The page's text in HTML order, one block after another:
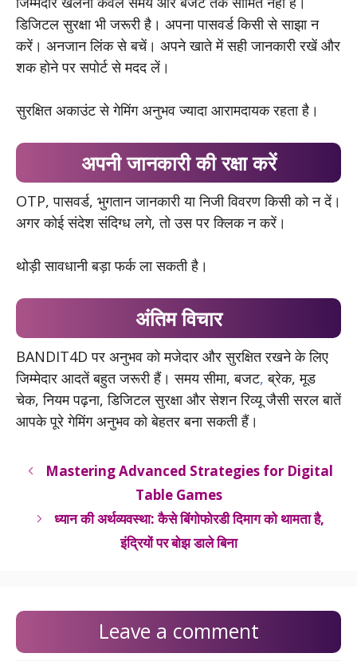
डिजिटल सुरक्षा भी जरूरी है। अपना पासवर्ड किसी से साझा न
करें। अनजान लिंक से बचें। अपने खाते में सही जानकारी रखें और
शक होने पर सपोर्ट से मदद लें।
सुरक्षित अकाउंट से गेमिंग अनुभव ज्यादा आरामदायक रहता है।
अपनी जानकारी की रक्षा करें
OTP, पासवर्ड, भुगतान जानकारी या निजी विवरण किसी को न दें।
अगर कोई संदेश संदिग्ध लगे, तो उस पर क्लिक न करें।
थोड़ी सावधानी बड़ा फर्क ला सकती है।
अंतिम विचार
BANDIT4D पर अनुभव को मजेदार और सुरक्षित रखने के लिए
जिम्मेदार आदतें बहुत जरूरी हैं। समय सीमा, बजट, ब्रेक, मूड
चेक, नियम पढ़ना, डिजिटल सुरक्षा और सेशन रिव्यू जैसी सरल बातें
आपके पूरे गेमिंग अनुभव को बेहतर बना सकती हैं।
Mastering Advanced Strategies for Digital
Table Games
ध्यान की अर्थव्यवस्था: कैसे बिंगोफोरडी दिमाग को थामता है,
इंद्रियों पर बोझ डाले बिना
Leave a comment